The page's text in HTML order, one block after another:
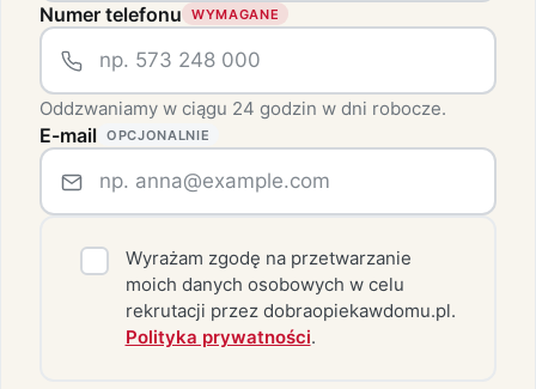
Numer telefonu WYMAGANE
Oddzwaniamy w ciągu 24 godzin w dni robocze.
E-mail OPCJONALNIE
Wyrażam zgodę na przetwarzanie
moich danych osobowych w celu
rekrutacji przez dobraopiekawdomu.pl.
Polityka prywatności.